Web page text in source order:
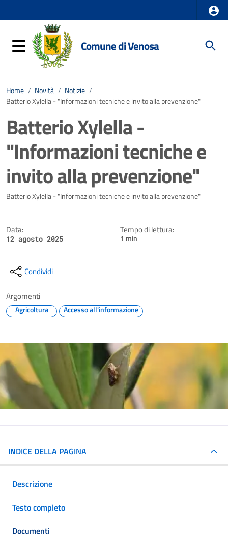
Comune di Venosa
Home / Novità / Notizie /
Batterio Xylella - "Informazioni tecniche e invito alla prevenzione"
Batterio Xylella -
"Informazioni tecniche e
invito alla prevenzione"
Dettagli della notizia
Batterio Xylella - "Informazioni tecniche e invito alla prevenzione"
Data:
12 agosto 2025
Tempo di lettura:
1 min
Condividi
Argomenti
Agricoltura Accesso all'informazione
INDICE DELLA PAGINA
Descrizione
Testo completo
Documenti